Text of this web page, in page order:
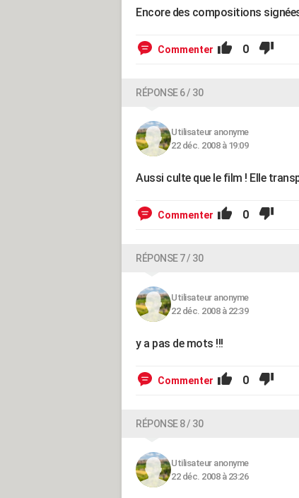
Encore des compositions
Commenter 0
RÉPONSE 6 / 30
Utilisateur anonyme
22 déc. 2008 à 19:09
Aussi culte que le film ! Elle
Commenter 0
RÉPONSE 7 / 30
Utilisateur anonyme
22 déc. 2008 à 22:39
y a pas de mots !!!
Commenter 0
RÉPONSE 8 / 30
Utilisateur anonyme
22 déc. 2008 à 23:26